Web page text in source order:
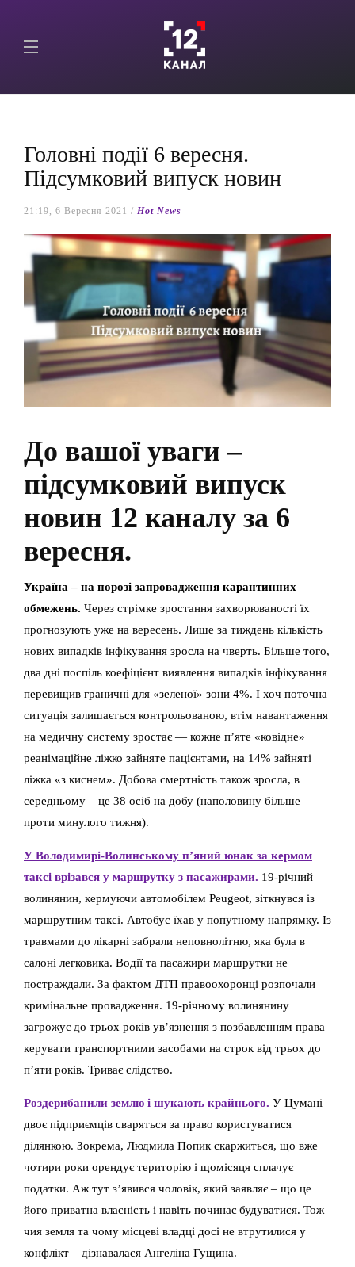
Головні події 6 вересня.
Підсумковий випуск новин
21:19, 6 Вересня 2021 / Hot News
До вашої уваги –
підсумковий випуск
новин 12 каналу за 6
вересня.
Україна – на порозі запровадження карантинних
обмежень. Через стрімке зростання захворюваності їх
прогнозують уже на вересень. Лише за тиждень кількість
нових випадків інфікування зросла на чверть. Більше того,
два дні поспіль коефіцієнт виявлення випадків інфікування
перевищив граничні для «зеленої» зони 4%. І хоч поточна
ситуація залишається контрольованою, втім навантаження
на медичну систему зростає — кожне п’яте «ковідне»
реанімаційне ліжко зайняте пацієнтами, на 14% зайняті
ліжка «з киснем». Добова смертність також зросла, в
середньому – це 38 осіб на добу (наполовину більше
проти минулого тижня).
У Володимирі-Волинському п’яний юнак за кермом
таксі врізався у маршрутку з пасажирами. 19-річний
волинянин, кермуючи автомобілем Peugeot, зіткнувся із
маршрутним таксі. Автобус їхав у попутному напрямку. Із
травмами до лікарні забрали неповнолітню, яка була в
салоні легковика. Водії та пасажири маршрутки не
постраждали. За фактом ДТП правоохоронці розпочали
кримінальне провадження. 19-річному волинянину
загрожує до трьох років ув’язнення з позбавленням права
керувати транспортними засобами на строк від трьох до
п’яти років. Триває слідство.
Роздерибанили землю і шукають крайнього. У Цумані
двоє підприємців сваряться за право користуватися
ділянкою. Зокрема, Людмила Попик скаржиться, що вже
чотири роки орендує територію і щомісяця сплачує
податки. Аж тут з’явився чоловік, який заявляє – що це
його приватна власність і навіть починає будуватися. Тож
чия земля та чому місцеві владці досі не втрутилися у
конфлікт – дізнавалася Ангеліна Гущина.